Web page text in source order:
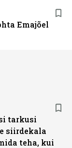
Emajõel
tarkusi
siirdekala
teha, kui